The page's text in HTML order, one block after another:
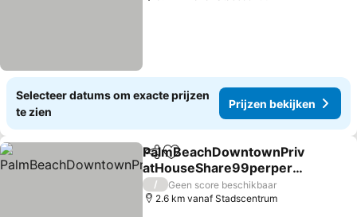
Selecteer datums om exacte prijzen
te zien
Prijzen bekijken
DelenToevoegen aan favorieten
PalmBeachDowntownPriv
atHouseShare99perpers
onupto5Party
/
Geen score beschikbaar
2.6 km vanaf Stadscentrum